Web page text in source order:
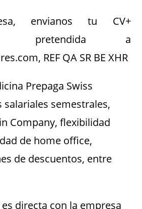
envianos tu CV+
pretendida a
REF QA SR BE XHR
Prepaga Swiss
salariales semestrales,
Company, flexibilidad
de home office,
de descuentos, entre
directa con la empresa